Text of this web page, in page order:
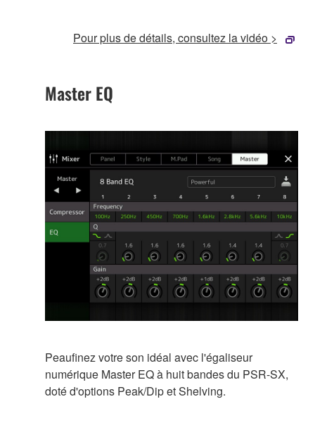
Pour plus de détails, consultez la vidéo >
Master EQ
Peaufinez votre son idéal avec l'égaliseur
numérique Master EQ à huit bandes du PSR-SX,
doté d'options Peak/Dip et Shelving.